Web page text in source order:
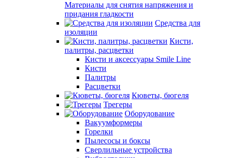
Материалы для снятия напряжения и
придания гладкости
Средства для
изоляции
Кисти,
палитры, расцветки
Кисти и аксессуары Smile Line
Кисти
Палитры
Расцветки
Кюветы, бюгеля
Трегеры
Оборудование
Вакуумформеры
Горелки
Пылесосы и боксы
Сверлильные устройства